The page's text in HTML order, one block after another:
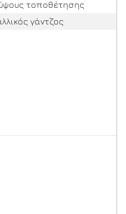
τοποθέτησης
γάντζος